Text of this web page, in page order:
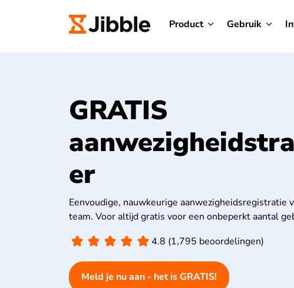
Product Gebruik
GRATIS
er
Eenvoudige, nauwkeurige aanwezigheidsregistratie
team. Voor altijd gratis voor een onbeperkt aantal
4.8 (1,795 beoordelingen)
Meld je nu aan - het is GRATIS!